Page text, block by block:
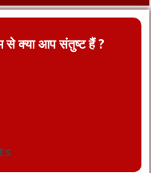
क्या आप संतुष्ट हैं ?